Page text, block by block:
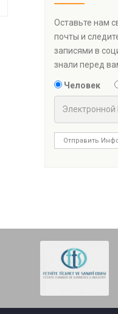
Оставьте нам
почты и
записями в
знали перед
Человек
Отправить